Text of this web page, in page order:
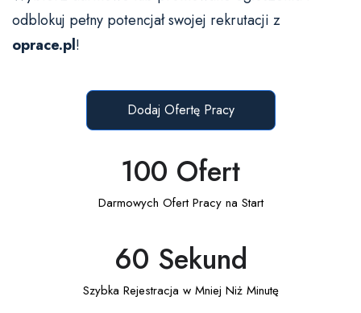
odblokuj pełny potencjał swojej rekrutacji z
oprace.pl!
Dodaj Ofertę Pracy
Darmowych Ofert Pracy na Start
100 Ofert
Szybka Rejestracja w Mniej Niż Minutę
60 Sekund